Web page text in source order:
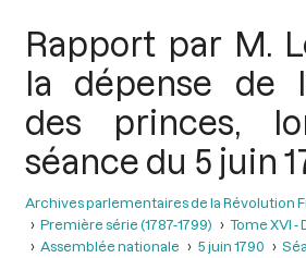
Rapport par M.
la dépense de
des princes,
séance du 5 juin
Archives parlementaires de la Révolution
Première série (1787-1799)
Tome XVI -
Assemblée nationale
5 juin 1790